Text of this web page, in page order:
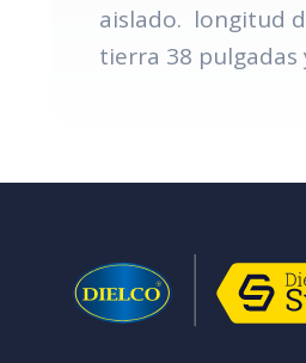
aislado. longitud
tierra 38 pulgadas